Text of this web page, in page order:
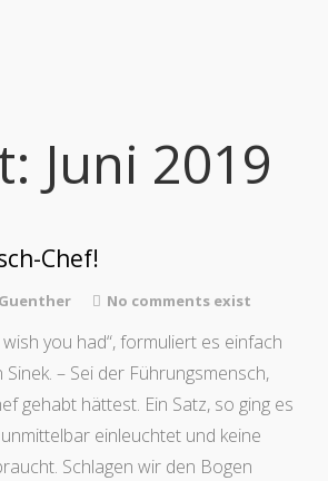
Juni 2019
Chef!
No comments exist
you had“, formuliert es einfach
– Sei der Führungsmensch,
gehabt hättest. Ein Satz, so ging es
einleuchtet und keine
Schlagen wir den Bogen